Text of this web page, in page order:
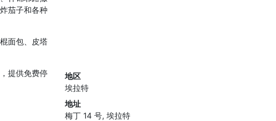
茄子和各种
面包、皮塔
提供免费停
地区
埃拉特
地址
梅丁 14 号, 埃拉特